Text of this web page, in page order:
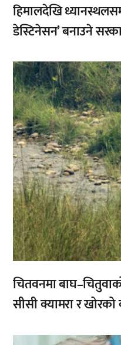
हिमालदेखि
डेस्टिनेसन’ बनाउने
,
चितवनमा
सीसी क्यामरा र खोरको